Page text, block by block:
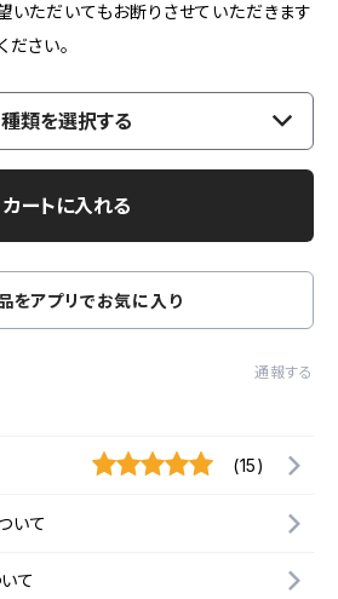
いただいてもお断りさせていただきます
ださい。
種類を選択する
カートに入れる
をアプリでお気に入り
通報する
(15)
いて
て